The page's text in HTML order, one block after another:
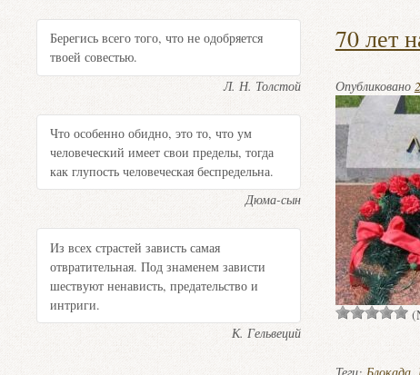
70 лет
Опубликовано
Берегись всего того, что не одобряется
твоей совестью.
Л. Н. Толстой
Что особенно обидно, это то, что ум
человеческий имеет свои пределы, тогда
как глупость человеческая беспредельна.
Дюма-сын
Из всех страстей зависть самая
отвратительная. Под знаменем зависти
шествуют ненависть, предательство и
интриги.
К. Гельвеций